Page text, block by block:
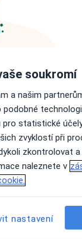
a cenách
nepřidával
službách.
soukromí
a našim
pro statistické
zvyklostí při
zkontrolovat
naleznete v
nastavení